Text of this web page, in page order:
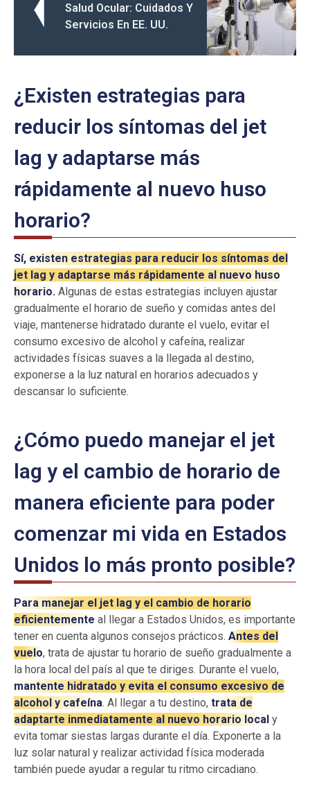
Salud Ocular: Cuidados Y
Servicios En EE. UU.
¿Existen estrategias para
reducir los síntomas del jet
lag y adaptarse más
rápidamente al nuevo huso
horario?
Sí, existen estrategias para reducir los síntomas del
jet lag y adaptarse más rápidamente al nuevo huso
horario. Algunas de estas estrategias incluyen ajustar
gradualmente el horario de sueño y comidas antes del
viaje, mantenerse hidratado durante el vuelo, evitar el
consumo excesivo de alcohol y cafeína, realizar
actividades físicas suaves a la llegada al destino,
exponerse a la luz natural en horarios adecuados y
descansar lo suficiente.
¿Cómo puedo manejar el jet
lag y el cambio de horario de
manera eficiente para poder
comenzar mi vida en Estados
Unidos lo más pronto posible?
Para manejar el jet lag y el cambio de horario
eficientemente al llegar a Estados Unidos, es importante
tener en cuenta algunos consejos prácticos. Antes del
vuelo, trata de ajustar tu horario de sueño gradualmente a
la hora local del país al que te diriges. Durante el vuelo,
mantente hidratado y evita el consumo excesivo de
alcohol y cafeína. Al llegar a tu destino, trata de
adaptarte inmediatamente al nuevo horario local y
evita tomar siestas largas durante el día. Exponerte a la
luz solar natural y realizar actividad física moderada
también puede ayudar a regular tu ritmo circadiano.